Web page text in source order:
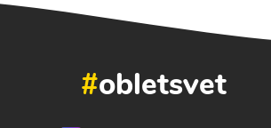
#obletsvet